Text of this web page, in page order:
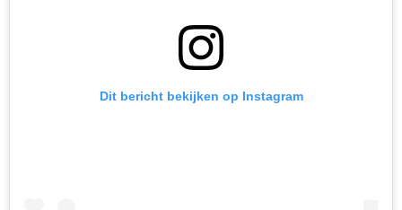
Dit bericht bekijken op Instagram